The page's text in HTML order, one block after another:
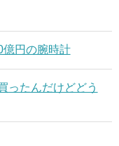
億円の腕時計
ったんだけどどう